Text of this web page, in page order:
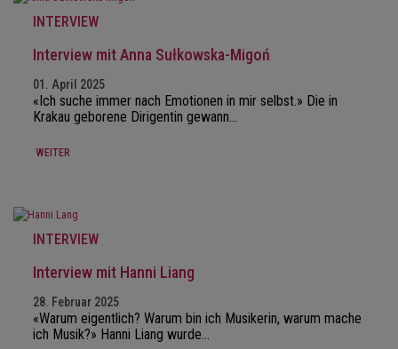
INTERVIEW
Interview mit Anna Sułkowska-Migoń
01. April 2025
«Ich suche immer nach Emotionen in mir selbst.» Die in
Krakau geborene Dirigentin gewann…
WEITER
INTERVIEW
Interview mit Hanni Liang
28. Februar 2025
«Warum eigentlich? Warum bin ich Musikerin, warum mache
ich Musik?» Hanni Liang wurde…